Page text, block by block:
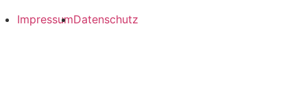
ImpressumDatenschutz